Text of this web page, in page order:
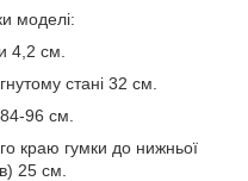
моделі:
4,2 см.
стані 32 см.
96 см.
краю гумки до нижньої
25 см.